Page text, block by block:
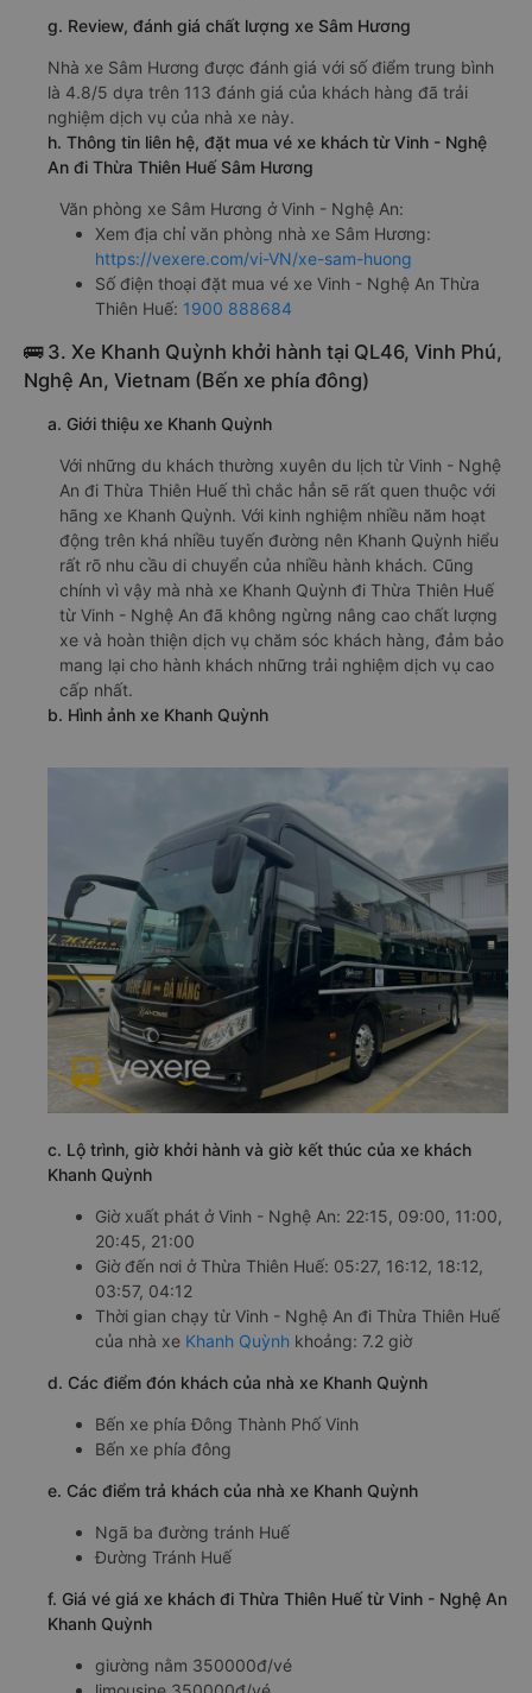
g. Review, đánh giá chất lượng xe Sâm Hương
Nhà xe Sâm Hương được đánh giá với số điểm trung bình
là 4.8/5 dựa trên 113 đánh giá của khách hàng đã trải
nghiệm dịch vụ của nhà xe này.
h. Thông tin liên hệ, đặt mua vé xe khách từ Vinh - Nghệ
An đi Thừa Thiên Huế Sâm Hương
Văn phòng xe Sâm Hương ở Vinh - Nghệ An:
Xem địa chỉ văn phòng nhà xe Sâm Hương:
https://vexere.com/vi-VN/xe-sam-huong
Số điện thoại đặt mua vé xe Vinh - Nghệ An Thừa
Thiên Huế: 1900 888684
🚌 3. Xe Khanh Quỳnh khởi hành tại QL46, Vinh Phú,
Nghệ An, Vietnam (Bến xe phía đông)
a. Giới thiệu xe Khanh Quỳnh
Với những du khách thường xuyên du lịch từ Vinh - Nghệ
An đi Thừa Thiên Huế thì chắc hẳn sẽ rất quen thuộc với
hãng xe Khanh Quỳnh. Với kinh nghiệm nhiều năm hoạt
động trên khá nhiều tuyến đường nên Khanh Quỳnh hiểu
rất rõ nhu cầu di chuyển của nhiều hành khách. Cũng
chính vì vậy mà nhà xe Khanh Quỳnh đi Thừa Thiên Huế
từ Vinh - Nghệ An đã không ngừng nâng cao chất lượng
xe và hoàn thiện dịch vụ chăm sóc khách hàng, đảm bảo
mang lại cho hành khách những trải nghiệm dịch vụ cao
cấp nhất.
b. Hình ảnh xe Khanh Quỳnh
c. Lộ trình, giờ khởi hành và giờ kết thúc của xe khách
Khanh Quỳnh
Giờ xuất phát ở Vinh - Nghệ An: 22:15, 09:00, 11:00,
20:45, 21:00
Giờ đến nơi ở Thừa Thiên Huế: 05:27, 16:12, 18:12,
03:57, 04:12
Thời gian chạy từ Vinh - Nghệ An đi Thừa Thiên Huế
của nhà xe Khanh Quỳnh khoảng: 7.2 giờ
d. Các điểm đón khách của nhà xe Khanh Quỳnh
Bến xe phía Đông Thành Phố Vinh
Bến xe phía đông
e. Các điểm trả khách của nhà xe Khanh Quỳnh
Ngã ba đường tránh Huế
Đường Tránh Huế
f. Giá vé giá xe khách đi Thừa Thiên Huế từ Vinh - Nghệ An
Khanh Quỳnh
giường nằm 350000đ/vé